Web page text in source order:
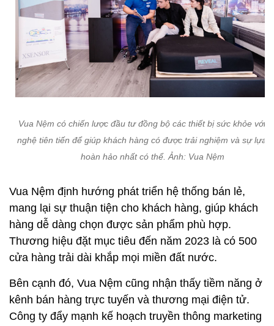
Vua Nệm có chiến lược đầu tư đồng bộ các thiết bị sức khỏe với
nghệ tiên tiến để giúp khách hàng có được trải nghiệm và sự lựa
hoàn hảo nhất có thể. Ảnh: Vua Nệm
Vua Nệm định hướng phát triển hệ thống bán lẻ,
mang lại sự thuận tiện cho khách hàng, giúp khách
hàng dễ dàng chọn được sản phẩm phù hợp.
Thương hiệu đặt mục tiêu đến năm 2023 là có 500
cửa hàng trải dài khắp mọi miền đất nước.
Bên cạnh đó, Vua Nệm cũng nhận thấy tiềm năng ở
kênh bán hàng trực tuyến và thương mại điện tử.
Công ty đẩy mạnh kế hoạch truyền thông marketing